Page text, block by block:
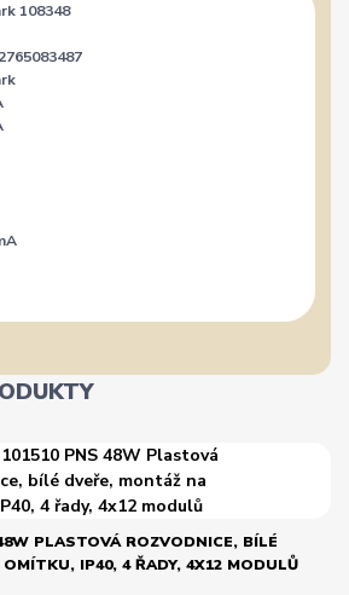
108348
PLASTOVÁ ROZVODNICE, BÍLÉ
IP40, 4 ŘADY, 4X12 MODULŮ